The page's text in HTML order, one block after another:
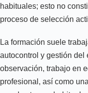
habituales; esto no
proceso de selección
La formación suele
autocontrol y gestión del
observación, trabajo en
profesional, así como